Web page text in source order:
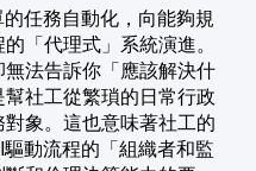
任務自動化，向能夠規
「代理式」系統演進。
法告訴你「應該解決什
社工從繁瑣的日常行政
象。這也意味著社工的
動流程的「組織者和監